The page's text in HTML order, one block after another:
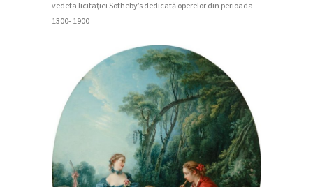
vedeta licitaţiei Sotheby’s dedicată operelor din perioada
1300- 1900